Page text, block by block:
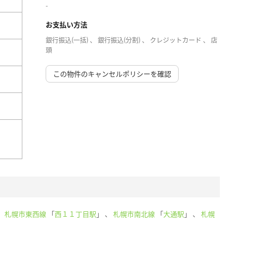
-
お支払い方法
銀行振込(一括) 、 銀行振込(分割) 、 クレジットカード 、 店
頭
この物件のキャンセルポリシーを確認
札幌市東西線 「西１１丁目駅 」 、 札幌市南北線 「大通駅 」 、 札幌